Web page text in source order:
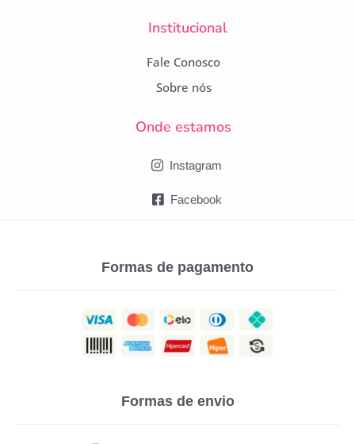
Institucional
Fale Conosco
Sobre nós
Onde estamos
Instagram
Facebook
Formas de pagamento
Formas de envio